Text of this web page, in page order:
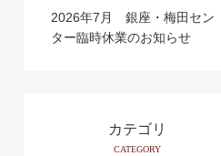
2026年7月 銀座・梅田セン
ター臨時休業のお知らせ
カテゴリ
CATEGORY